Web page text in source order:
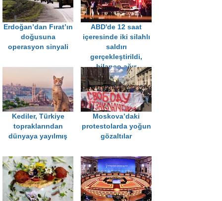
Erdoğan’dan Fırat’ın
doğusuna
operasyon sinyali
ABD'de 12 saat
içeresinde iki silahlı
saldırı
gerçekleştirildi,
bilanço ağır
Kediler, Türkiye
topraklarından
dünyaya yayılmış
Moskova’daki
protestolarda yoğun
gözaltılar